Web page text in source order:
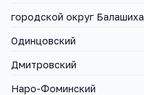
городской округ Балашиха
Одинцовский
Дмитровский
Наро-Фоминский